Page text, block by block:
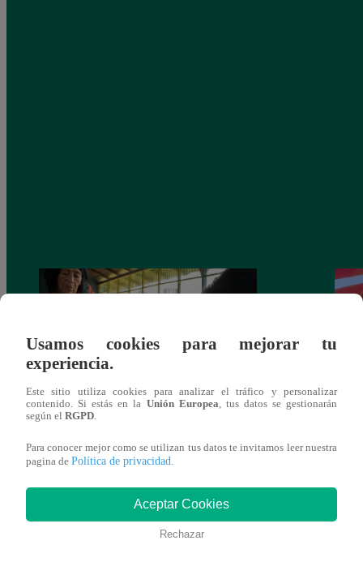
Mujeres indígenas y amazónicas del Perú
derecho a la consulta previa
Usamos cookies para mejorar tu
experiencia.
Este sitio utiliza cookies para analizar el tráfico y personalizar
contenido. Si estás en la Unión Europea , tus datos se gestionarán
según el RGPD
Para conocer mejor como se utilizan tus datos te invitamos leer nuestra
pagina de Política de privacidad
Aceptar Cookies
Rechazar